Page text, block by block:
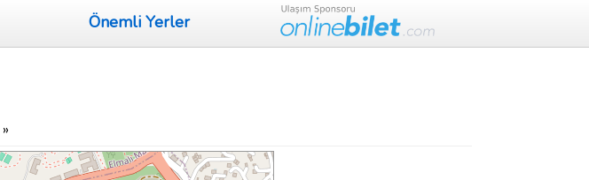
Önemli Yerler
»